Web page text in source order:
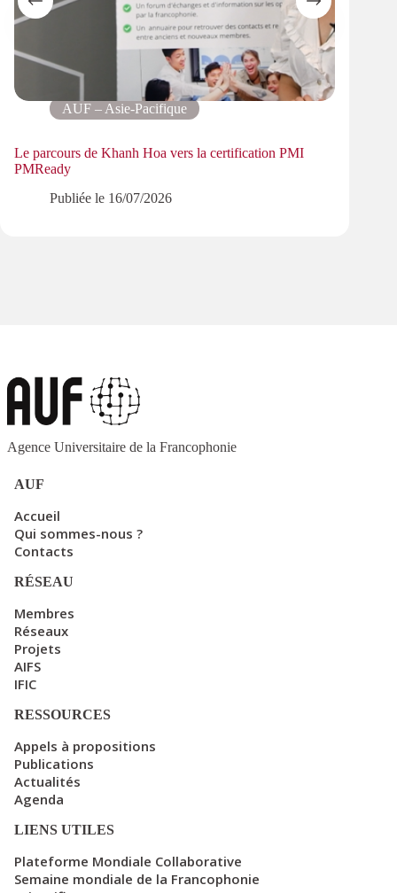
AUF – Asie-Pacifique
Le parcours de Khanh Hoa vers la certification PMI
PMReady
Publiée le 16/07/2026
Agence Universitaire de la Francophonie
AUF
Accueil
Qui sommes-nous ?
Contacts
RÉSEAU
Membres
Réseaux
Projets
AIFS
IFIC
RESSOURCES
Appels à propositions
Publications
Actualités
Agenda
LIENS UTILES
Plateforme Mondiale Collaborative
Semaine mondiale de la Francophonie